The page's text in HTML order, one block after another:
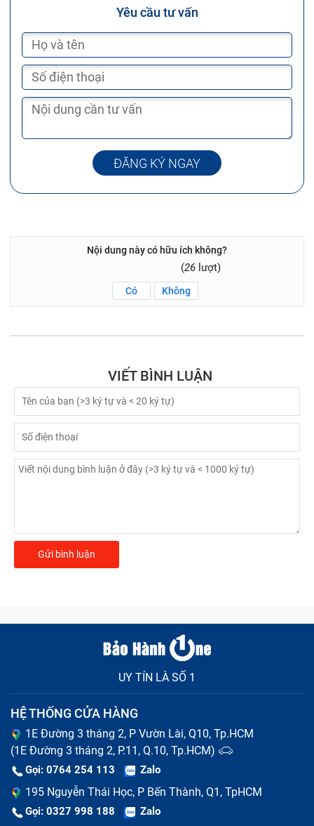
Yêu cầu tư vấn
ĐĂNG KÝ NGAY
Nội dung này có hữu ích không?
(26 lượt)
Có Không
VIẾT BÌNH LUẬN
UY TÍN LÀ SỐ 1
HỆ THỐNG CỬA HÀNG
1E Đường 3 tháng 2, P Vườn Lài, Q10, Tp.HCM
(1E Đường 3 tháng 2, P.11, Q.10, Tp.HCM)
Gọi: 0764 254 113 Zalo
195 Nguyễn Thái Học, P Bến Thành, Q1, TpHCM
Gọi: 0327 998 188 Zalo